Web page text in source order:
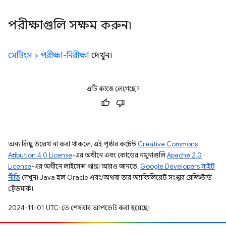
পরীক্ষাগুলি সক্ষম করুন৷
সেটিংস > পরীক্ষা-নিরীক্ষা দেখুন।
এটি কাজে লেগেছে?
অন্য কিছু উল্লেখ না করা থাকলে, এই পৃষ্ঠার কন্টেন্ট Creative Commons
Attribution 4.0 License-এর অধীনে এবং কোডের নমুনাগুলিApache 2.0
License-এর অধীনে লাইসেন্স প্রাপ্ত। আরও জানতে, Google Developers সাইট
নীতিদেখুন। Java হল Oracle এবং/অথবা তার অ্যাফিলিয়েট সংস্থার রেজিস্টার্ড
ট্রেডমার্ক।
2024-11-01 UTC-তে শেষবার আপডেট করা হয়েছে।